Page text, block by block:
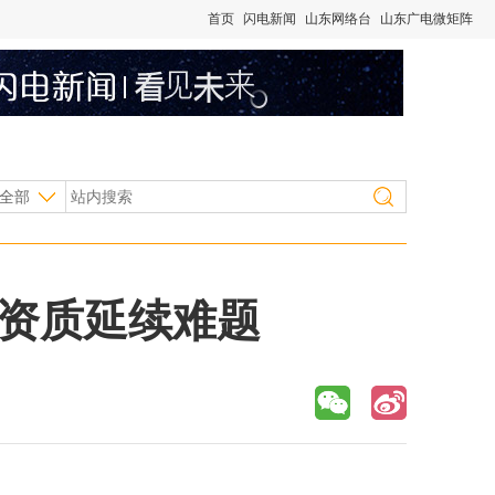
首页 闪电新闻 山东网络台 山东广电微矩阵
部
质延续难题